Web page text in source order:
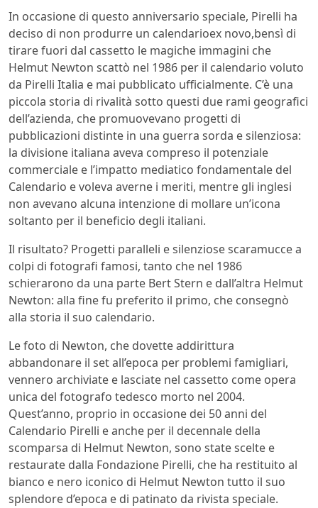
In occasione di questo anniversario speciale, Pirelli ha
deciso di non produrre un calendarioex novo,bensì di
tirare fuori dal cassetto le magiche immagini che
Helmut Newton scattò nel 1986 per il calendario voluto
da Pirelli Italia e mai pubblicato ufficialmente. C’è una
piccola storia di rivalità sotto questi due rami geografici
dell’azienda, che promuovevano progetti di
pubblicazioni distinte in una guerra sorda e silenziosa:
la divisione italiana aveva compreso il potenziale
commerciale e l’impatto mediatico fondamentale del
Calendario e voleva averne i meriti, mentre gli inglesi
non avevano alcuna intenzione di mollare un’icona
soltanto per il beneficio degli italiani.
Il risultato? Progetti paralleli e silenziose scaramucce a
colpi di fotografi famosi, tanto che nel 1986
schierarono da una parte Bert Stern e dall’altra Helmut
Newton: alla fine fu preferito il primo, che consegnò
alla storia il suo calendario.
Le foto di Newton, che dovette addirittura
abbandonare il set all’epoca per problemi famigliari,
vennero archiviate e lasciate nel cassetto come opera
unica del fotografo tedesco morto nel 2004.
Quest’anno, proprio in occasione dei 50 anni del
Calendario Pirelli e anche per il decennale della
scomparsa di Helmut Newton, sono state scelte e
restaurate dalla Fondazione Pirelli, che ha restituito al
bianco e nero iconico di Helmut Newton tutto il suo
splendore d’epoca e di patinato da rivista speciale.